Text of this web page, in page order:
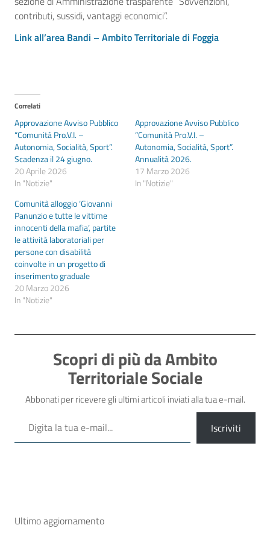
contributi, sussidi, vantaggi economici”.
Link all’area Bandi – Ambito Territoriale di Foggia
Correlati
Approvazione Avviso Pubblico
“Comunità Pro.V.I. –
Autonomia, Socialità, Sport”.
Scadenza il 24 giugno.
20 Aprile 2026
In "Notizie"
Approvazione Avviso Pubblico
“Comunità Pro.V.I. –
Autonomia, Socialità, Sport”.
Annualità 2026.
17 Marzo 2026
In "Notizie"
Comunità alloggio ‘Giovanni
Panunzio e tutte le vittime
innocenti della mafia’, partite
le attività laboratoriali per
persone con disabilità
coinvolte in un progetto di
inserimento graduale
20 Marzo 2026
In "Notizie"
Scopri di più da Ambito
Territoriale Sociale
Abbonati per ricevere gli ultimi articoli inviati alla tua e-mail.
Iscriviti
Ultimo aggiornamento